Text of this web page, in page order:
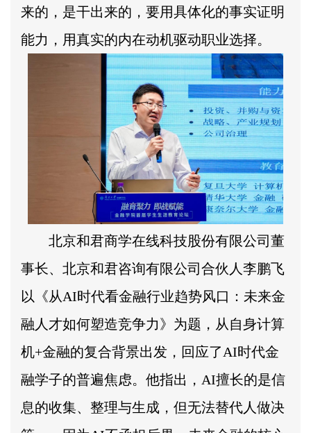
来的，是干出来的，要用具体化的事实证明
能力，用真实的内在动机驱动职业选择。
北京和君商学在线科技股份有限公司董
事长、北京和君咨询有限公司合伙人李鹏飞
以《从AI时代看金融行业趋势风口：未来金
融人才如何塑造竞争力》为题，从自身计算
机+金融的复合背景出发，回应了AI时代金
融学子的普遍焦虑。他指出，AI擅长的是信
息的收集、整理与生成，但无法替代人做决